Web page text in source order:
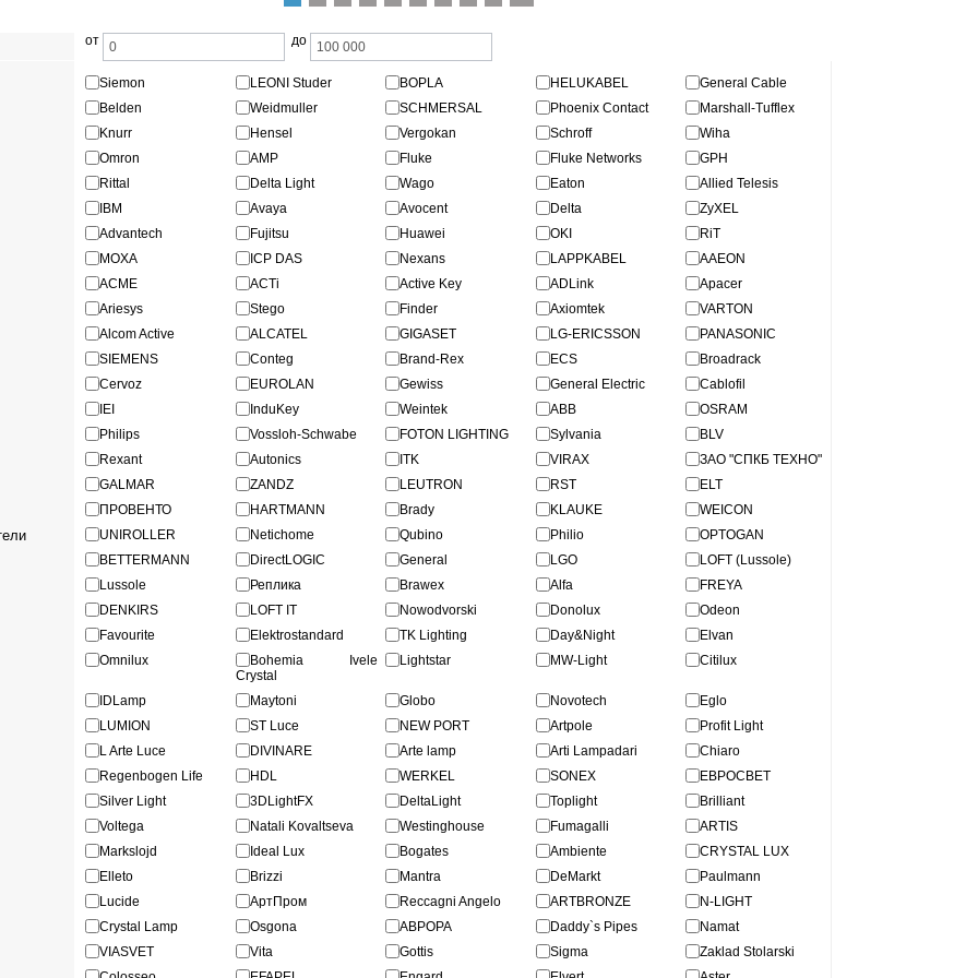
от до
Siemon LEONI Studer BOPLA HELUKABEL
General Cable
Belden
Weidmuller SCHMERSAL Phoenix Contact
Marshall-Tufflex
Knurr
Hensel Vergokan Schroff
Wiha
Omron
AMP Fluke Fluke Networks
GPH
Rittal
Delta Light Wago Eaton
Allied Telesis
IBM
Avaya Avocent Delta
ZyXEL
Advantech
Fujitsu Huawei OKI
RiT
MOXA
ICP DAS Nexans LAPPKABEL
AAEON
ACME
ACTi Active Key ADLink
Apacer
Ariesys
Stego Finder Axiomtek
VARTON
Alcom Active
ALCATEL GIGASET LG-ERICSSON
PANASONIC
SIEMENS
Conteg Brand-Rex ECS
Broadrack
Cervoz
EUROLAN Gewiss General Electric
Cablofil
IEI
InduKey Weintek АBB
OSRAM
Philips
Vossloh-Schwabe FOTON LIGHTING Sylvania
BLV
Rexant
Autonics ITK VIRAX
ЗАО "СПКБ ТЕХНО"
GALMAR
ZANDZ LEUTRON RST
ELT
ПРОВЕНТО
HARTMANN Brady KLAUKE
WEICON
UNIROLLER
Netichome Qubino Philio
OPTOGAN
BETTERMANN
DirectLOGIC General LGO
LOFT (Lussole)
Lussole
Реплика Brawex Alfa
FREYA
DENKIRS
LOFT IT Nowodvorski Donolux
Odeon
Favourite
Elektrostandard TK Lighting Day&Night
Elvan
Omnilux
Bohemia Ivele
Crystal
Lightstar MW-Light Citilux
IDLamp Maytoni Globo Novotech
Eglo
LUMION
ST Luce NEW PORT Artpole
Profit Light
L Arte Luce
DIVINARE Arte lamp Arti Lampadari
Chiaro
Regenbogen Life
HDL WERKEL SONEX
ЕВРОСВЕТ
Silver Light
3DLightFX DeltaLight Toplight
Brilliant
Voltega
Natali Kovaltseva Westinghouse Fumagalli
ARTIS
Markslojd
Ideal Lux Bogates Ambiente
CRYSTAL LUX
Elleto
Brizzi Mantra DeMarkt
Paulmann
Lucide
АртПром Reccagni Angelo ARTBRONZE
N-LIGHT
Crystal Lamp
Osgona ABPOPA Daddy`s Pipes
Namat
VIASVET
Vita Gottis Sigma
Zaklad Stolarski